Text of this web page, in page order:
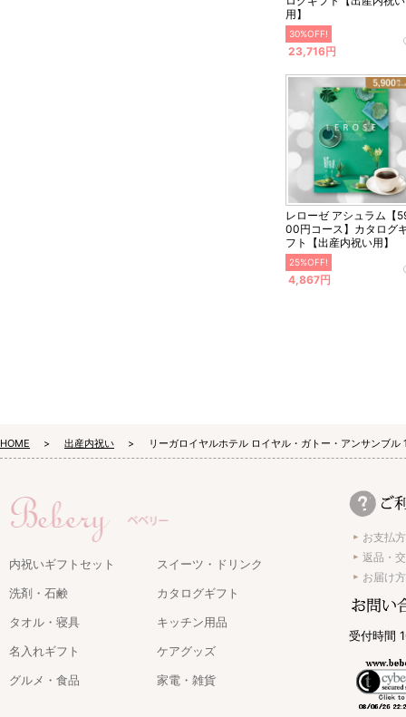
用】
30%OFF!
23,716円
レローゼ アシュラム【
00円コース】カタログ
フト【出産内祝い用】
25%OFF!
4,867円
HOME 出産内祝い リーガロイヤルホテル ロイヤル・ガトー・アンサンブル
内祝いギフトセット
スイーツ・ドリンク
洗剤・石鹸
カタログギフト
タオル・寝具
キッチン用品
名入れギフト
ケアグッズ
グルメ・食品
家電・雑貨
お支払
返品・
お届け
受付時間